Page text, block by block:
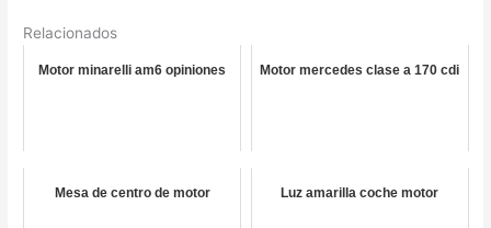
Relacionados
Motor minarelli am6 opiniones Motor mercedes clase a 170 cdi
Mesa de centro de motor Luz amarilla coche motor